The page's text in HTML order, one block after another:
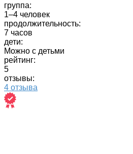
группа:
1–4 человек
продолжительность:
7 часов
дети:
Можно с детьми
рейтинг:
5
отзывы:
4 отзыва